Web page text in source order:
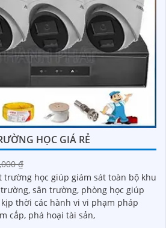
HỌC GIÁ RẺ
₫
trường học giúp giám sát toàn bộ khu
sân trường, phòng học giúp
thời các hành vi vi phạm pháp
cắp, phá hoại tài sản,